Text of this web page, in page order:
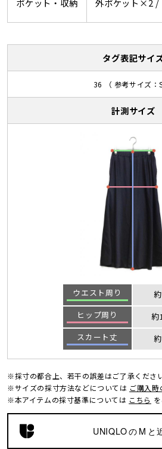
ポケット・収納 外ポケット×2 /
タグ表記サイ
36 （ 参考サイズ：S
計測サイズ
ウエスト周り
ヒップ周り
約
スカート丈
※採寸の都合上、若干の誤差はご了承ください
※サイズの採寸方法などについては ご購入時
※本アイテムの採寸基準については こちら
UNIQLOの M と